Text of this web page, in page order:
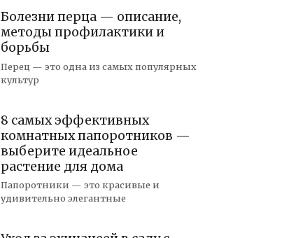
Болезни перца — описание,
методы профилактики и
борьбы
Перец — это одна из самых популярных
культур
8 самых эффективных
комнатных папоротников —
выберите идеальное
растение для дома
Папоротники — это красивые и
удивительно элегантные